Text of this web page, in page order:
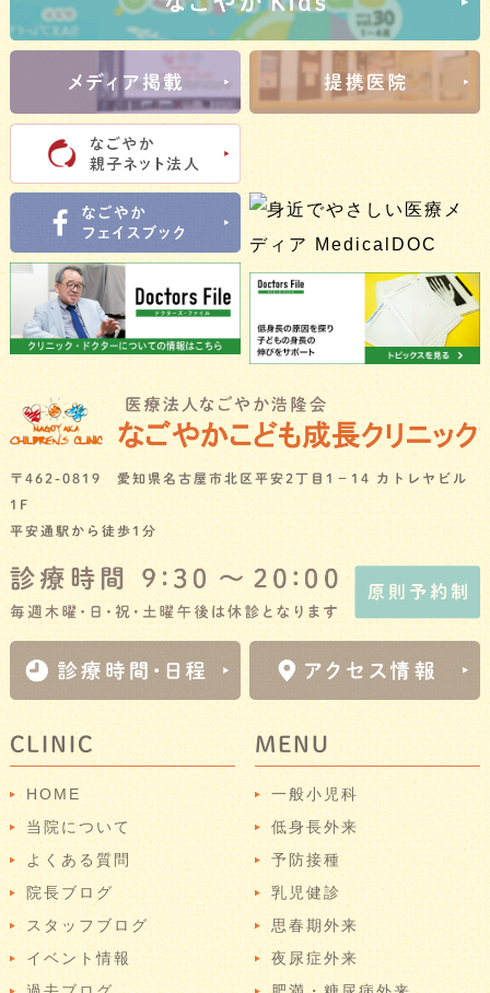
〒462-0819 愛知県名古屋市北区平安2丁目1－14 カトレヤビル
1F
平安通駅から徒歩1分
CLINIC
HOME
当院について
よくある質問
院長ブログ
スタッフブログ
イベント情報
MENU
一般小児科
低身長外来
予防接種
乳児健診
思春期外来
夜尿症外来